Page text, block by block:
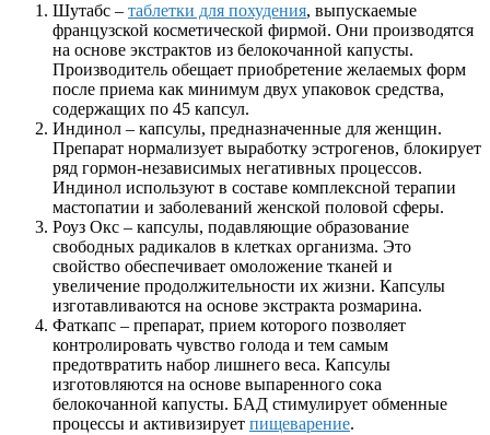
Шутабс – таблетки для похудения, выпускаемые
французской косметической фирмой. Они производятся
на основе экстрактов из белокочанной капусты.
Производитель обещает приобретение желаемых форм
после приема как минимум двух упаковок средства,
содержащих по 45 капсул.
Индинол – капсулы, предназначенные для женщин.
Препарат нормализует выработку эстрогенов, блокирует
ряд гормон-независимых негативных процессов.
Индинол используют в составе комплексной терапии
мастопатии и заболеваний женской половой сферы.
Роуз Окс – капсулы, подавляющие образование
свободных радикалов в клетках организма. Это
свойство обеспечивает омоложение тканей и
увеличение продолжительности их жизни. Капсулы
изготавливаются на основе экстракта розмарина.
Фаткапс – препарат, прием которого позволяет
контролировать чувство голода и тем самым
предотвратить набор лишнего веса. Капсулы
изготовляются на основе выпаренного сока
белокочанной капусты. БАД стимулирует обменные
процессы и активизирует пищеварение.